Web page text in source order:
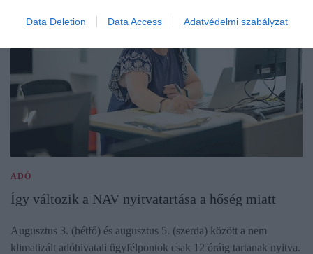
Data Deletion Data Access Adatvédelmi szabályzat
ADÓ
Így változik a NAV nyitvatartása a hőség miatt
Augusztus 3. (hétfő) és augusztus 5. (szerda) között a nem
klimatizált adóhivatali ügyfélpontok csak 12 óráig tartanak nyitva.